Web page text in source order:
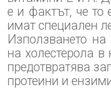
е и фактът, че то
имат специален
Използването
на холестерола
предотвратява
протеини и